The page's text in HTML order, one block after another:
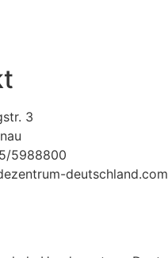
3
5988800
deutschland.com